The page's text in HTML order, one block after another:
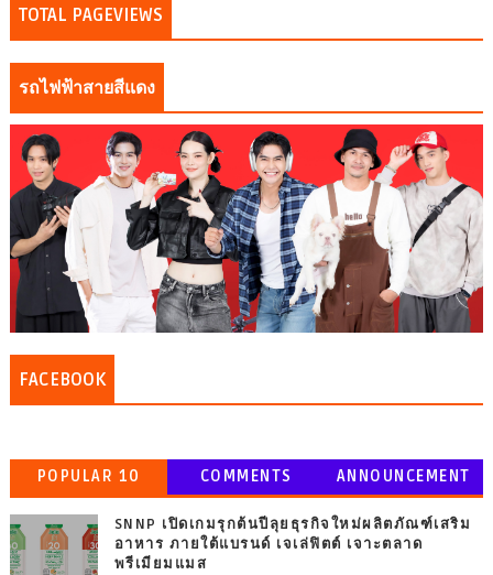
TOTAL PAGEVIEWS
รถไฟฟ้าสายสีแดง
FACEBOOK
POPULAR 10 COMMENTS ANNOUNCEMENT
SNNP เปิดเกมรุกต้นปีลุยธุรกิจใหม่ผลิตภัณฑ์เสริม
อาหาร ภายใต้แบรนด์ เจเล่ฟิตต์ เจาะตลาด
พรีเมียมแมส